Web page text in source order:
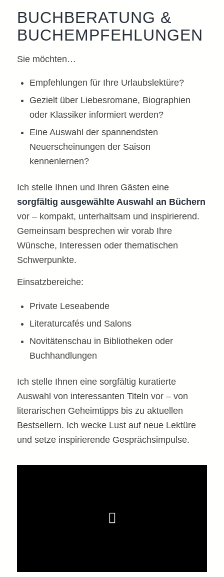
BUCHBERATUNG &
BUCHEMPFEHLUNGEN
Sie möchten…
Empfehlungen für Ihre Urlaubslektüre?
Gezielt über Liebesromane, Biographien
oder Klassiker informiert werden?
Eine Auswahl der spannendsten
Neuerscheinungen der Saison
kennenlernen?
Ich stelle Ihnen und Ihren Gästen eine
sorgfältig ausgewählte Auswahl an Büchern
vor – kompakt, unterhaltsam und inspirierend.
Gemeinsam besprechen wir vorab Ihre
Wünsche, Interessen oder thematischen
Schwerpunkte.
Einsatzbereiche:
Private Leseabende
Literaturcafés und Salons
Novitätenschau in Bibliotheken oder
Buchhandlungen
Ich stelle Ihnen eine sorgfältig kuratierte
Auswahl von interessanten Titeln vor – von
literarischen Geheimtipps bis zu aktuellen
Bestsellern. Ich wecke Lust auf neue Lektüre
und setze inspirierende Gesprächsimpulse.